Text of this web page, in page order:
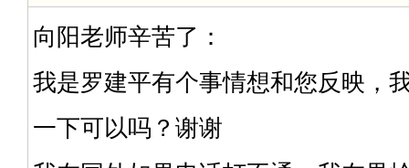
向阳老师辛苦了：
我是罗建平有个事情想和您反映，
一下可以吗？谢谢